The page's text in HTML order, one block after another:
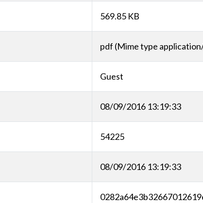
569.85 KB
pdf (Mime type
Guest
08/09/2016 13:19:33
54225
08/09/2016 13:19:33